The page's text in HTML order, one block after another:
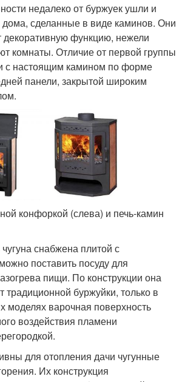
недалеко от буржуек ушли и
дома, сделанные в виде каминов. Они
функцию, нежели
комнаты. Отличие от первой группы
с настоящим камином по форме
панели, закрытой широким
конфоркой (слева) и печь-камин
снабжена плитой с
поставить посуду для
пищи. По конструкции она
традиционной буржуйки, только в
моделях варочная поверхность
воздействия пламени
для отопления дачи чугунные
Их конструкция